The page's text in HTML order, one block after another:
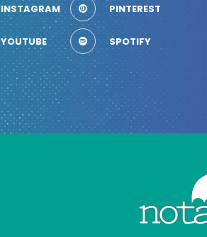
INSTAGRAM PINTEREST
YOUTUBE SPOTIFY